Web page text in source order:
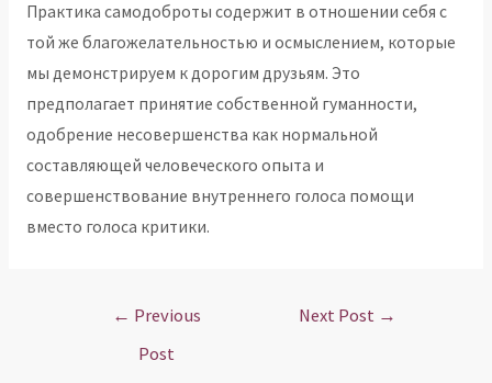
Практика самодоброты содержит в отношении себя с
той же благожелательностью и осмыслением, которые
мы демонстрируем к дорогим друзьям. Это
предполагает принятие собственной гуманности,
одобрение несовершенства как нормальной
составляющей человеческого опыта и
совершенствование внутреннего голоса помощи
вместо голоса критики.
← Previous
Post
Next Post →